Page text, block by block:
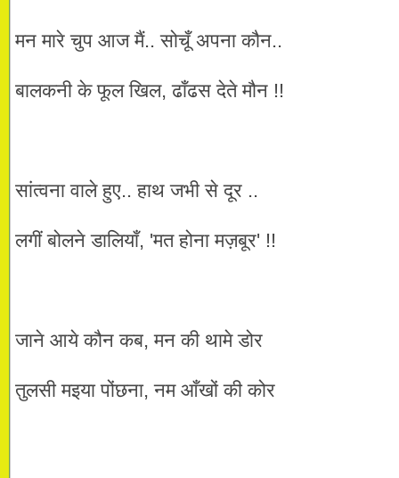
मन मारे चुप आज मैं.. सोचूँ अपना कौन..
बालकनी के फूल खिल, ढाँढस देते मौन !!
सांत्वना वाले हुए.. हाथ जभी से दूर ..
लगीं बोलने डालियाँ, 'मत होना मज़बूर' !!
जाने आये कौन कब, मन की थामे डोर
तुलसी मइया पोंछना, नम आँखों की कोर